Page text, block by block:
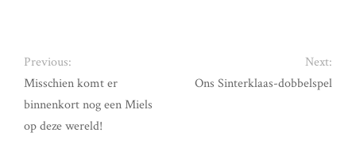
Previous:
Misschien komt er
binnenkort nog een Miels
op deze wereld!
Next:
Ons Sinterklaas-dobbelspel